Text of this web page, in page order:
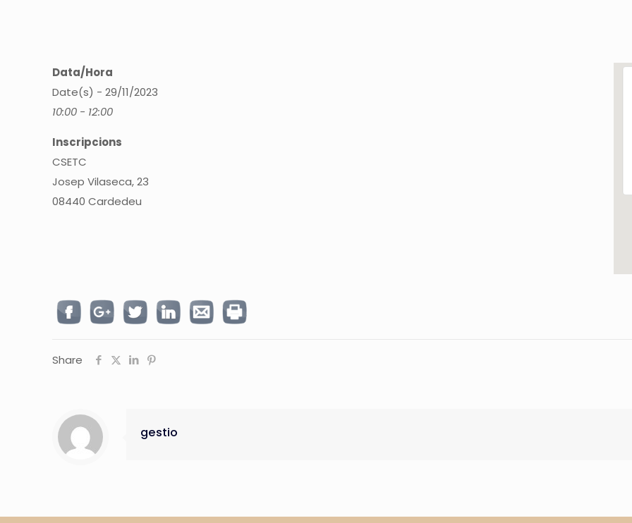
Data/Hora
Date(s) - 29/11/2023
10:00 - 12:00
Inscripcions
CSETC
Josep Vilaseca, 23
08440 Cardedeu
Share
gestio